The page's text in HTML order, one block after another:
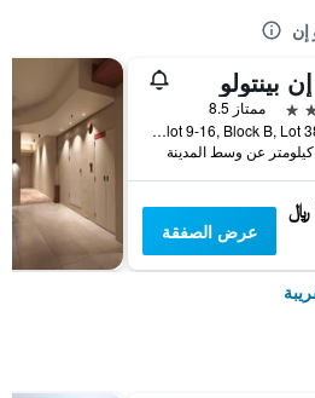
إن
بينتولو
ممتاز 8.5
Sublot 9-16, Block B, Lot 3806, بينتولو, ماليزيا
عرض الصفقة